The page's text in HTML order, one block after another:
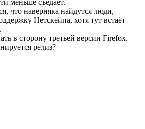
меньше съедает.
что наверняка найдутся люди,
Нетскейпа, хотя тут встаёт
в сторону третьей версии Firefox.
релиз?